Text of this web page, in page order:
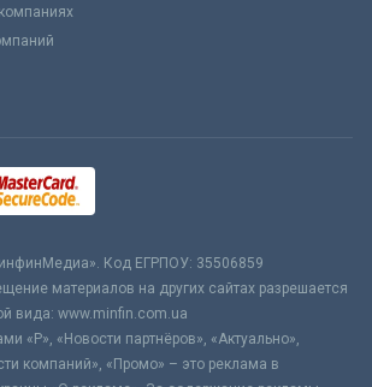
Код ЕГРПОУ: 35506859
материалов на других сайтах разрешается
вида: www.minfin.com.ua
«Р», «Новости партнёров», «Актуально»,
компаний», «Промо» – это реклама в